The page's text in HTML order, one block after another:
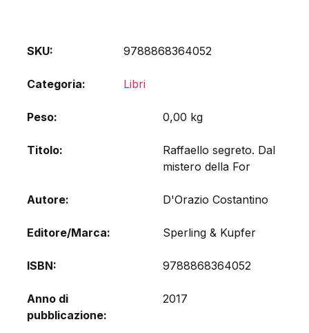
SKU: 9788868364052
Categoria: Libri
Peso 0,00 kg
Titolo
Raffaello segreto. Dal
mistero della For
Autore D'Orazio Costantino
Editore/Marca Sperling & Kupfer
ISBN 9788868364052
Anno di
pubblicazione
2017